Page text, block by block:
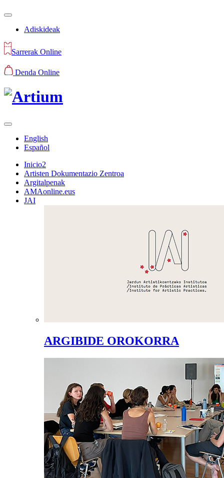
Adiskideak
Sarrerak Online
Denda Online
English
Español
Inicio2
Artisten Dokumentazio Zentroa
Argitalpenak
AMAonline.eus
JAI
ARGIBIDE OROKORRA